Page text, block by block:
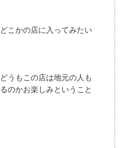
こかの店に入ってみたい
うもこの店は地元の人も
のかお楽しみということ